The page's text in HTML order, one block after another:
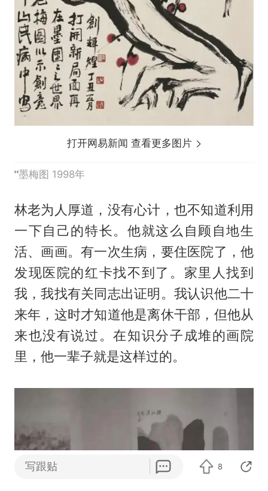
打开网易新闻 查看更多图片
墨梅图 1998年
林老为人厚道，没有心计，也不知道利用
一下自己的特长。他就这么自顾自地生
活、画画。有一次生病，要住医院了，他
发现医院的红卡找不到了。家里人找到
我，我找有关同志出证明。我认识他二十
来年，这时才知道他是离休干部，但他从
来也没有说过。在知识分子成堆的画院
里，他一辈子就是这样过的。
写跟贴 8